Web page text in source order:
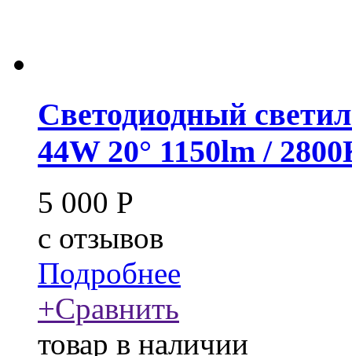
Светодиодный
44W 20° 1150lm /
5 000 Р
c отзывов
Подробнее
+Сравнить
товар в наличии